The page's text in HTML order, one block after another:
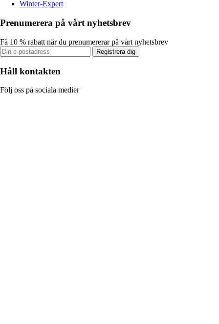
Winter-Expert
Prenumerera på vårt nyhetsbrev
Få 10 % rabatt när du prenumererar på vårt nyhetsbrev
Registrera dig
Håll kontakten
Följ oss på sociala medier